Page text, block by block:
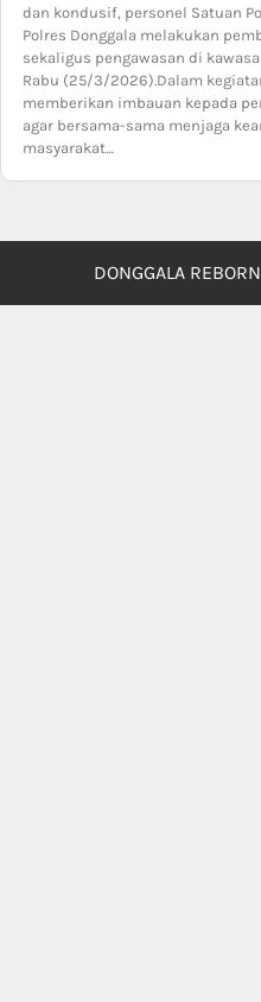
dan kondusif, personel Satuan
Polres Donggala melakukan
sekaligus pengawasan di
Rabu (25/3/2026).Dalam
memberikan imbauan kepada
agar bersama-sama menjaga
masyarakat…
DONGGALA